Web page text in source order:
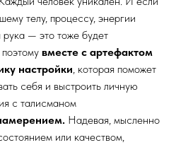
телу, процессу, энергии
— это тоже будет
вместе с артефактом
настройки, которая поможет
себя и выстроить личную
с талисманом
Надевая, мысленно
или качеством,